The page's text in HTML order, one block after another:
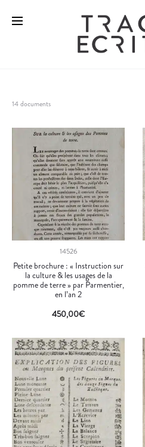
14 documents
14526
Petite brochure : « Instruction sur
la culture & les usages de la
pomme de terre » par Parmentier,
en l’an 2
450,00€